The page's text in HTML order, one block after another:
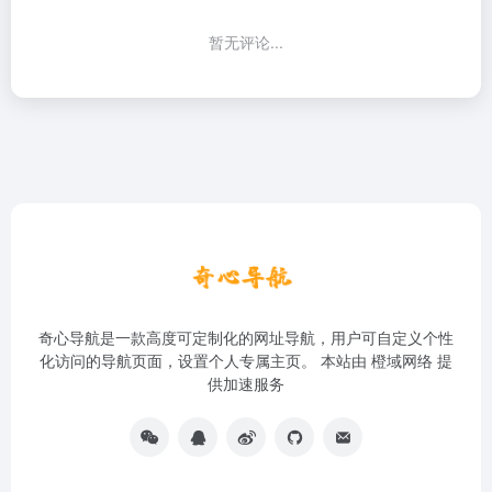
暂无评论...
奇心导航是一款高度可定制化的网址导航，用户可自定义个性
化访问的导航页面，设置个人专属主页。 本站由 橙域网络 提
供加速服务